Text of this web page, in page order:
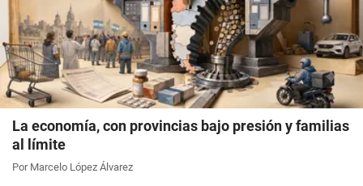
La economía, con provincias bajo presión y familias
al límite
Por Marcelo López Álvarez